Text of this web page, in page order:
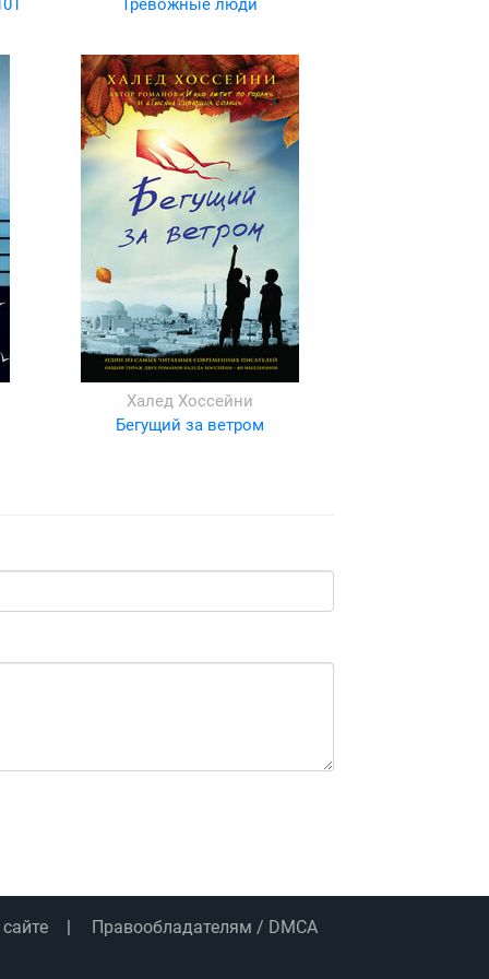
Тревожные люди
Халед Хоссейни
Бегущий за ветром
Правообладателям / DMCA